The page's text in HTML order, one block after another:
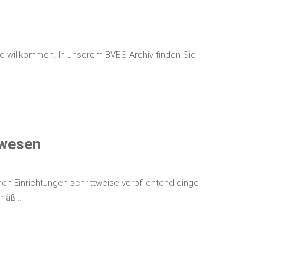
In unse­rem BVBS-Archiv fin­den Sie
Ein­rich­tun­gen schritt­wei­se ver­pflich­tend ein­ge­